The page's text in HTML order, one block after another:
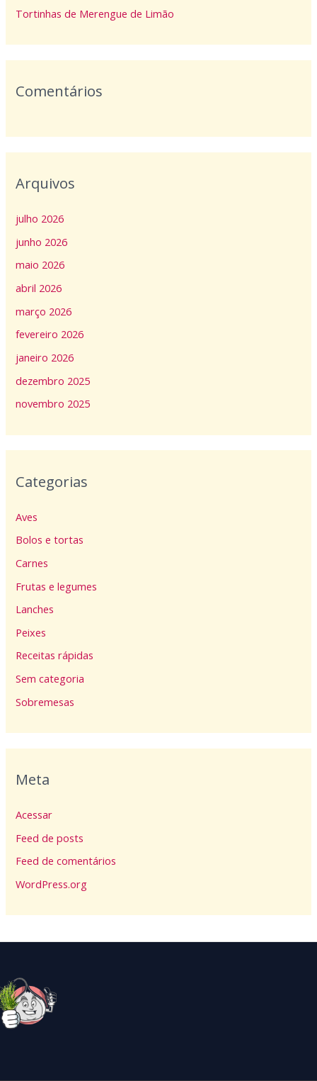
o
:
Tortinhas de Merengue de Limão
Comentários
Arquivos
julho 2026
junho 2026
maio 2026
abril 2026
março 2026
fevereiro 2026
janeiro 2026
dezembro 2025
novembro 2025
Categorias
Aves
Bolos e tortas
Carnes
Frutas e legumes
Lanches
Peixes
Receitas rápidas
Sem categoria
Sobremesas
Meta
Acessar
Feed de posts
Feed de comentários
WordPress.org